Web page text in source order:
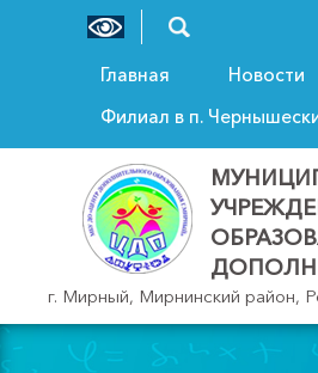
Главная Новости
Филиал в п.
г. Мирный, Мирнинский район,